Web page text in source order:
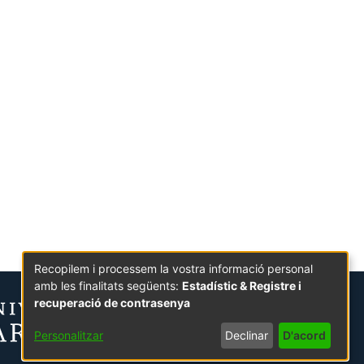
Recopilem i processem la vostra informació personal
amb les finalitats següents: Estadístic & Registre i
recuperació de contrasenya
Personalitzar Declinar D'acord